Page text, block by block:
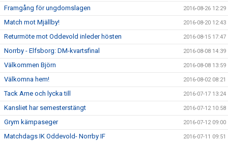
Framgång för ungdomslagen 2016-08-26 12:29
Match mot Mjällby! 2016-08-20 12:43
Returmöte mot Oddevold inleder hösten 2016-08-15 17:47
Norrby - Elfsborg: DM-kvartsfinal 2016-08-08 14:39
Välkommen Björn 2016-08-08 13:59
Välkomna hem! 2016-08-02 08:21
Tack Arne och lycka till 2016-07-17 13:24
Kansliet har semesterstängt 2016-07-12 10:58
Grym kämpaseger 2016-07-12 09:00
Matchdags IK Oddevold- Norrby IF 2016-07-11 09:51